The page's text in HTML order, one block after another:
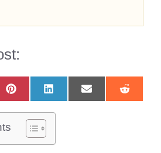
Share
on
Pinterest
Share
on
LinkedIn
Share
on
Share
on